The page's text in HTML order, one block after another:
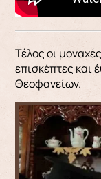
Τέλος οι
επισκέπτες και
Θεοφανείων.